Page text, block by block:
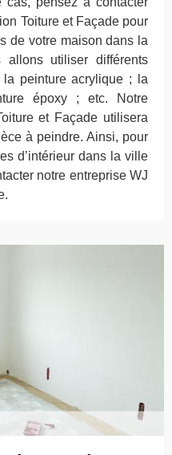
Toiture et Façade pour
de votre maison dans la
utiliser différents
peinture acrylique ; la
époxy ; etc. Notre
et Façade utilisera
à peindre. Ainsi, pour
d’intérieur dans la ville
notre entreprise WJ